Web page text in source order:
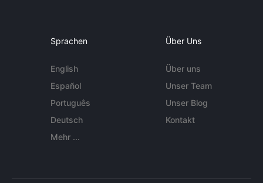
Sprachen
English
Español
Português
Deutsch
Mehr ...
Über Uns
Über uns
Unser Team
Unser Blog
Kontakt